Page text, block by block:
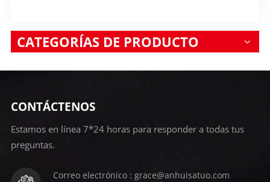
CATEGORÍAS DE PRODUCTO
CONTÁCTENOS
Estamos en línea 7*24 horas para responder a todas tus
preguntas.
Correo electrónico : grace@anhuisatuo.com